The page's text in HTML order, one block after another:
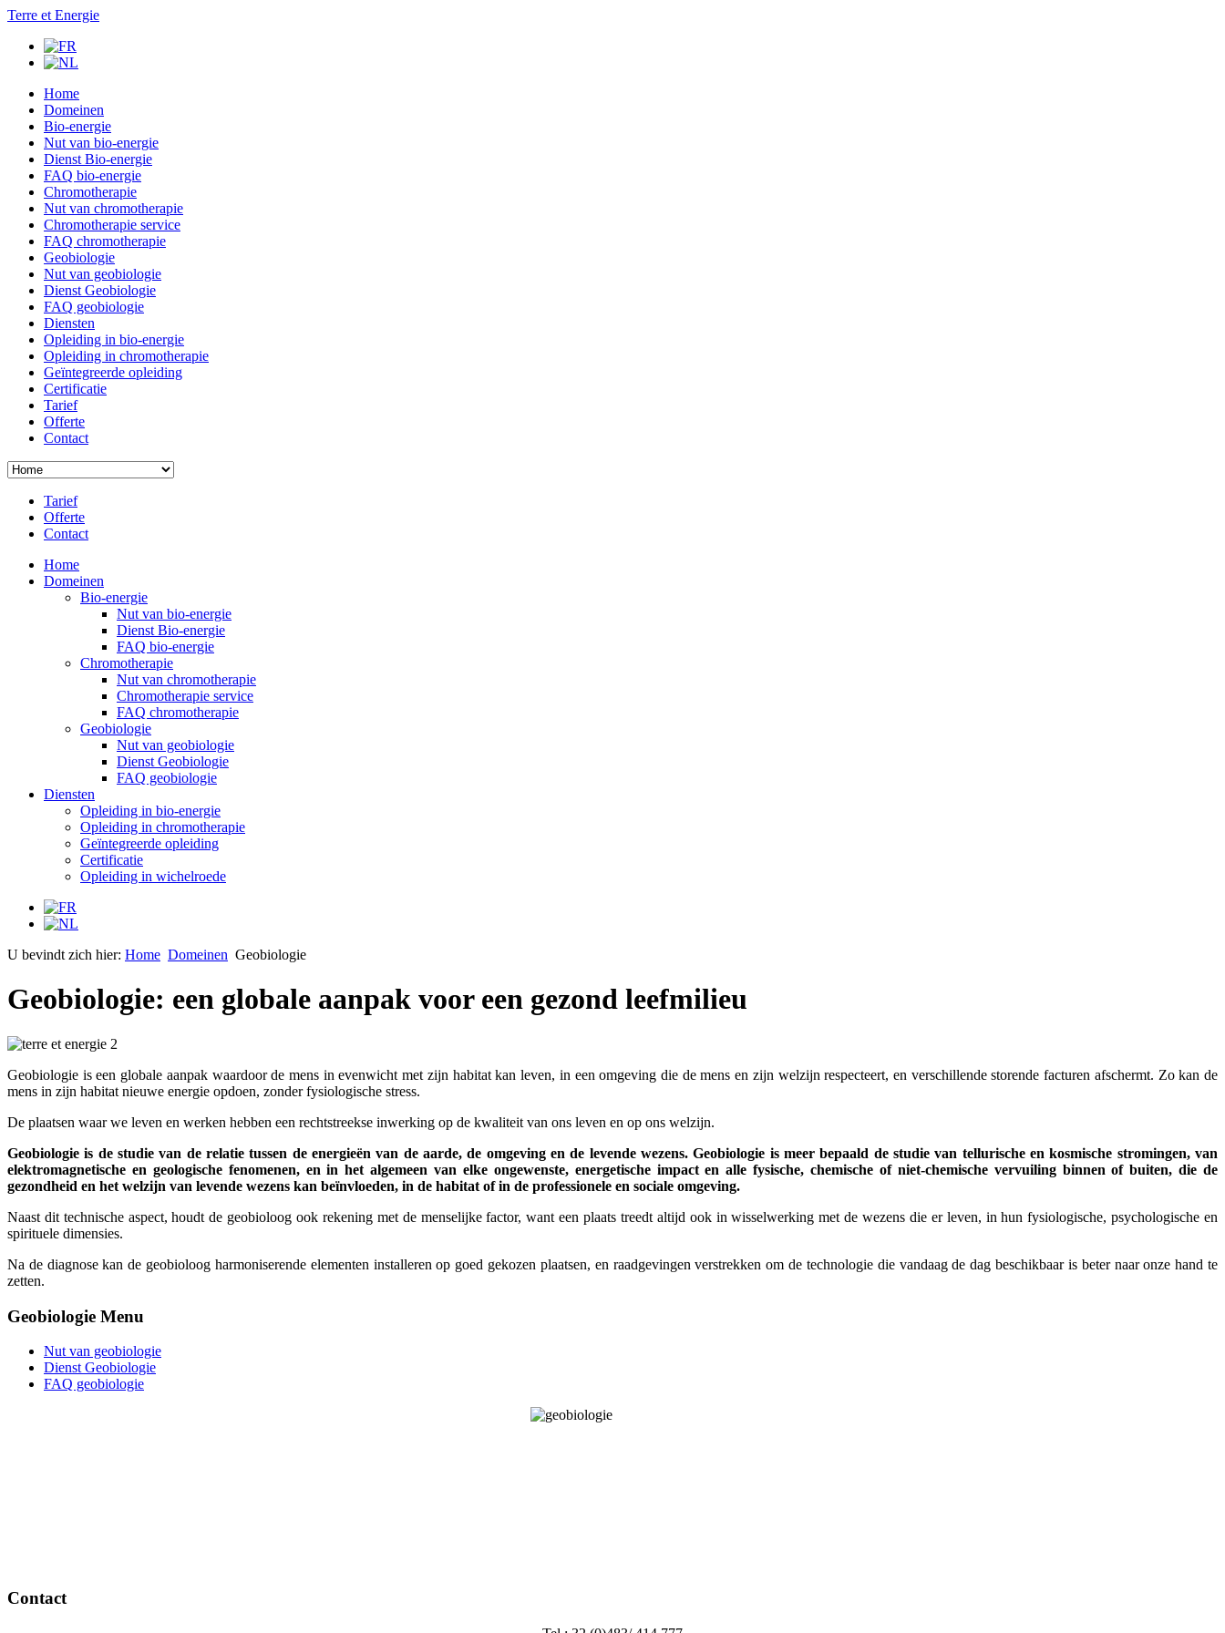
Terre et Energie
Home
Domeinen
Bio-energie
Nut van bio-energie
Dienst Bio-energie
FAQ bio-energie
Chromotherapie
Nut van chromotherapie
Chromotherapie service
FAQ chromotherapie
Geobiologie
Nut van geobiologie
Dienst Geobiologie
FAQ geobiologie
Diensten
Opleiding in bio-energie
Opleiding in chromotherapie
Geïntegreerde opleiding
Certificatie
Tarief
Offerte
Contact
Tarief
Offerte
Contact
Home
Domeinen
Bio-energie
Nut van bio-energie
Dienst Bio-energie
FAQ bio-energie
Chromotherapie
Nut van chromotherapie
Chromotherapie service
FAQ chromotherapie
Geobiologie
Nut van geobiologie
Dienst Geobiologie
FAQ geobiologie
Diensten
Opleiding in bio-energie
Opleiding in chromotherapie
Geïntegreerde opleiding
Certificatie
Opleiding in wichelroede
U bevindt zich hier: Home Domeinen Geobiologie
Geobiologie: een globale aanpak voor een gezond leefmilieu
Geobiologie is een globale aanpak waardoor de mens in evenwicht met zijn habitat kan leven, in een omgeving die de mens en zijn welzijn respecteert, en verschillende storende facturen afschermt. Zo kan de
mens in zijn habitat nieuwe energie opdoen, zonder fysiologische stress.
De plaatsen waar we leven en werken hebben een rechtstreekse inwerking op de kwaliteit van ons leven en op ons welzijn.
Geobiologie is de studie van de relatie tussen de energieën van de aarde, de omgeving en de levende wezens. Geobiologie is meer bepaald de studie van tellurische en kosmische stromingen, van
elektromagnetische en geologische fenomenen, en in het algemeen van elke ongewenste, energetische impact en alle fysische, chemische of niet-chemische vervuiling binnen of buiten, die de
gezondheid en het welzijn van levende wezens kan beïnvloeden, in de habitat of in de professionele en sociale omgeving.
Naast dit technische aspect, houdt de geobioloog ook rekening met de menselijke factor, want een plaats treedt altijd ook in wisselwerking met de wezens die er leven, in hun fysiologische, psychologische en
spirituele dimensies.
Na de diagnose kan de geobioloog harmoniserende elementen installeren op goed gekozen plaatsen, en raadgevingen verstrekken om de technologie die vandaag de dag beschikbaar is beter naar onze hand te
zetten.
Geobiologie Menu
Nut van geobiologie
Dienst Geobiologie
FAQ geobiologie
Contact